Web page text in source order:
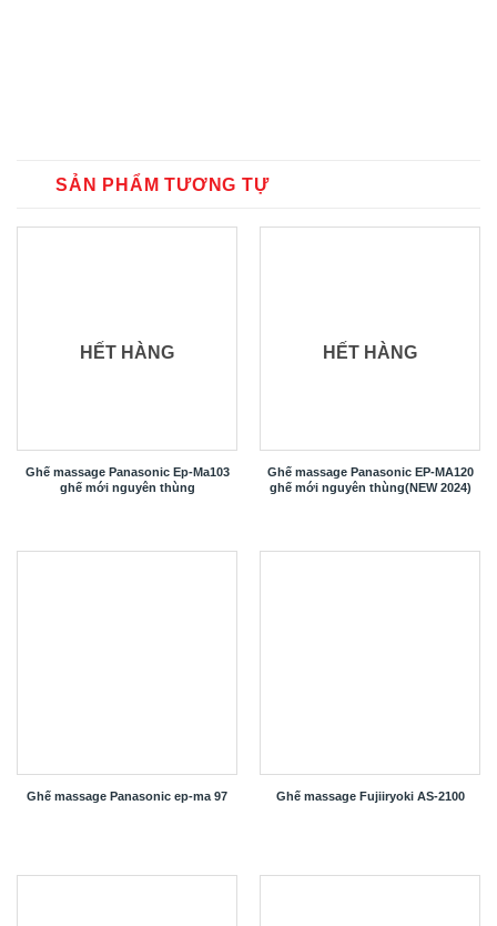
SẢN PHẨM TƯƠNG TỰ
HẾT HÀNG
Ghế massage Panasonic Ep-Ma103
ghế mới nguyên thùng
HẾT HÀNG
Ghế massage Panasonic EP-MA120
ghế mới nguyên thùng(NEW 2024)
Ghế massage Panasonic ep-ma 97 Ghế massage Fujiiryoki AS-2100